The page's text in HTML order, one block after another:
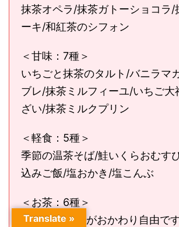
抹茶オペラ/抹茶ガトーショコラ/
ーキ/和紅茶のシフォン
＜甘味：7種＞
いちごと抹茶のタルト/バニラマ
ブレ/抹茶ミルフィーユ/いちご大
ざい/抹茶ミルクプリン
＜軽食：5種＞
季節の温茶そば/鮭いくらおむす
込みご飯/塩おかき/塩こんぶ
＜お茶：6種＞
※6種類のお茶がおかわり自由で
Translate »